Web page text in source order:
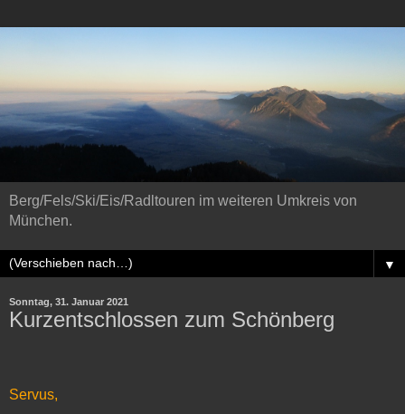
Berg/Fels/Ski/Eis/Radltouren im weiteren Umkreis von
München.
▼
Sonntag, 31. Januar 2021
Kurzentschlossen zum Schönberg
Servus,